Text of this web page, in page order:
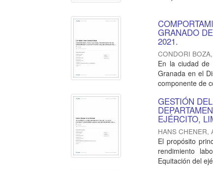
GRANADO
2021.
CONDORI
En la ciudad de
Granada en el
componente de
GESTIÓN
EJÉRCITO,
HANS CHENER,
El propósito
rendimiento
Equitación del